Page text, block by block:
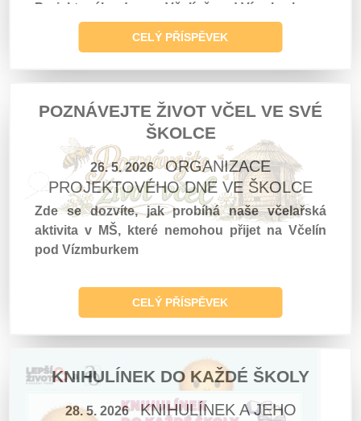
Projektového dne na Včelíně pod Vízmburkem
CELÝ PŘÍSPĚVEK
POZNÁVEJTE ŽIVOT VČEL VE SVÉ
ŠKOLCE
26. 5. 2026
ORGANIZACE
PROJEKTOVÉHO DNE VE ŠKOLCE
Zde se dozvíte, jak probíhá naše včelařská
aktivita v MŠ, které nemohou přijet na Včelín
pod Vízmburkem
CELÝ PŘÍSPĚVEK
KNIHULÍNEK DO KAŽDÉ ŠKOLY
28. 5. 2026
KNIHULÍNEK A JEHO